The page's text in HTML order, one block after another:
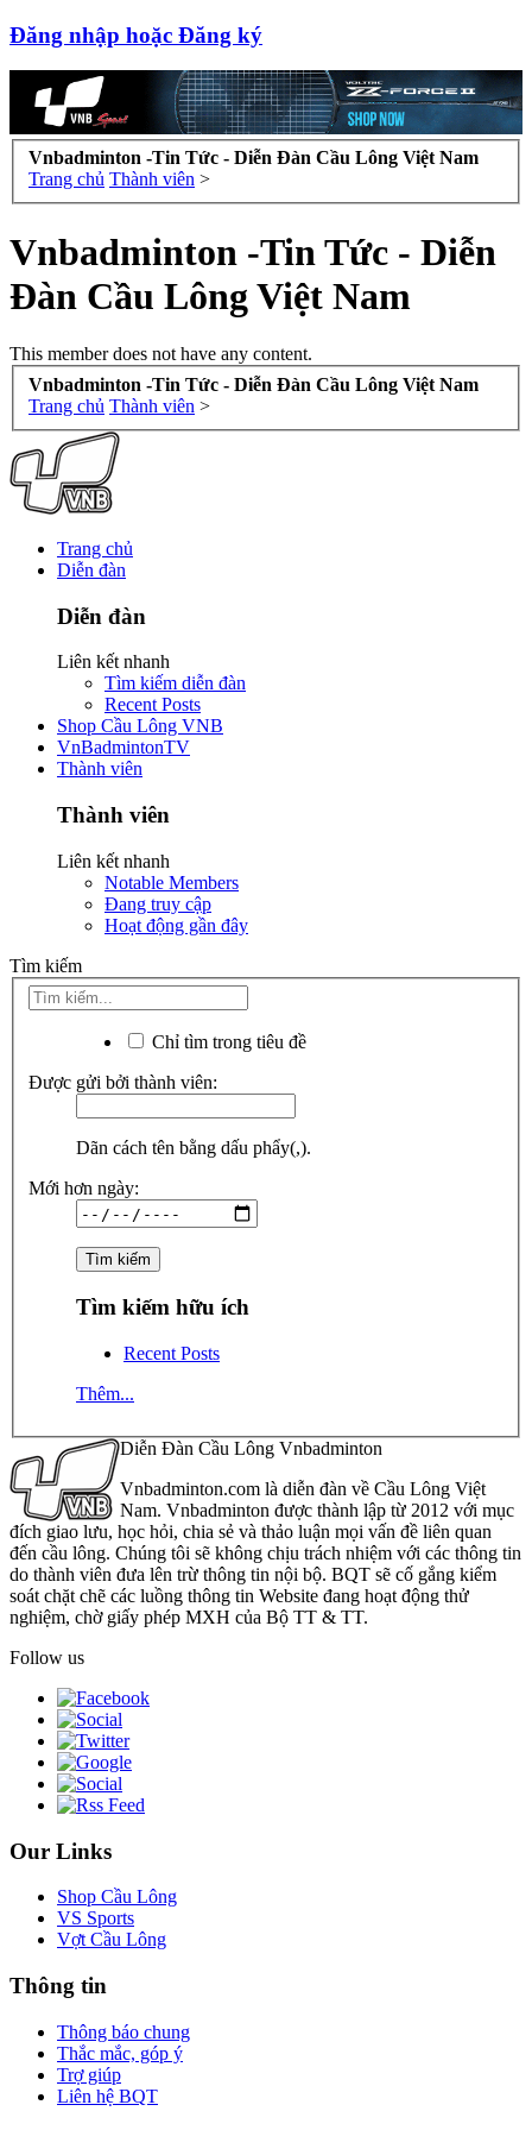
Đăng nhập hoặc Đăng ký
Vnbadminton -Tin Tức - Diễn Đàn Cầu Lông Việt Nam
Trang chủ Thành viên >
Vnbadminton -Tin Tức - Diễn
Đàn Cầu Lông Việt Nam
This member does not have any content.
Vnbadminton -Tin Tức - Diễn Đàn Cầu Lông Việt Nam
Trang chủ Thành viên >
Trang chủ
Diễn đàn
Diễn đàn
Liên kết nhanh
Tìm kiếm diễn đàn
Recent Posts
Shop Cầu Lông VNB
VnBadmintonTV
Thành viên
Thành viên
Liên kết nhanh
Notable Members
Đang truy cập
Hoạt động gần đây
Tìm kiếm
Chỉ tìm trong tiêu đề
Được gửi bởi thành viên:
Dãn cách tên bằng dấu phẩy(,).
Mới hơn ngày:
Tìm kiếm hữu ích
Recent Posts
Thêm...
Diễn Đàn Cầu Lông Vnbadminton
Vnbadminton.com là diễn đàn về Cầu Lông Việt
Nam. Vnbadminton được thành lập từ 2012 với mục
đích giao lưu, học hỏi, chia sẻ và thảo luận mọi vấn đề liên quan
đến cầu lông. Chúng tôi sẽ không chịu trách nhiệm với các thông tin
do thành viên đưa lên trừ thông tin nội bộ. BQT sẽ cố gắng kiểm
soát chặt chẽ các luồng thông tin Website đang hoạt động thử
nghiệm, chờ giấy phép MXH của Bộ TT & TT.
Follow us
Our Links
Shop Cầu Lông
VS Sports
Vợt Cầu Lông
Thông tin
Thông báo chung
Thắc mắc, góp ý
Trợ giúp
Liên hệ BQT